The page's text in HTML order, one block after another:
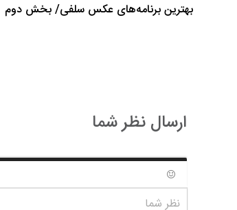
بهترین برنامه‌های عکس سلفی/ بخش دوم
ارسال نظر شما
شکلک ها
نظر شما